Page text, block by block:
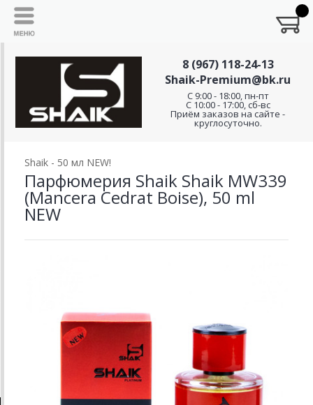
8 (967) 118-24-13
Shaik-Premium@bk.ru
C 9:00 - 18:00, пн-пт
С 10:00 - 17:00, сб-вс
Приём заказов на сайте -
круглосуточно.
Shaik - 50 мл NEW!
Парфюмерия Shaik Shaik MW339
(Mancera Cedrat Boise), 50 ml
NEW